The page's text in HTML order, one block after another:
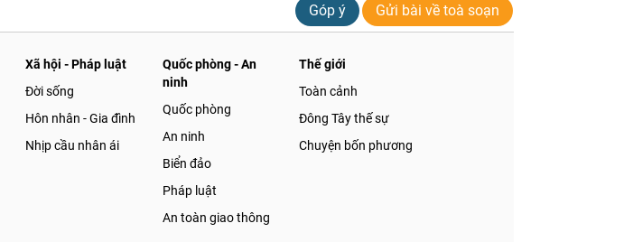
Góp ý Gửi bài về toà soạn
Xã hội - Pháp luật
Đời sống
Hôn nhân - Gia đình
Nhịp cầu nhân ái
Quốc phòng - An
ninh
Quốc phòng
An ninh
Biển đảo
Pháp luật
An toàn giao thông
Thế giới
Toàn cảnh
Đông Tây thế sự
Chuyện bốn phương